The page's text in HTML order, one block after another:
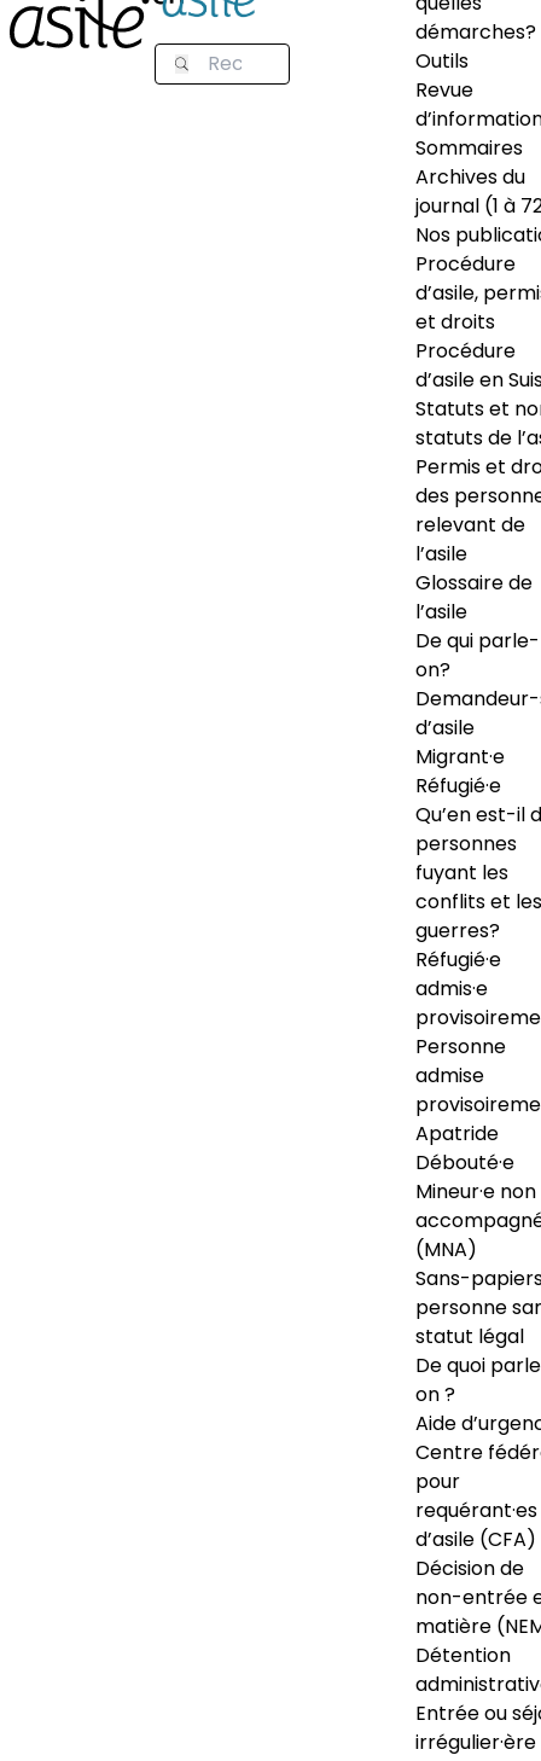
démarches?
Outils
Revue
Sommaires
Archives du
journal (1 à
Nos
Procédure
d’asile,
et droits
Procédure
d’asile en
Statuts et
statuts de
Permis et
des
relevant de
l’asile
Glossaire de
l’asile
De qui
on?
d’asile
Migrant·e
Réfugié·e
Qu’en est-il
personnes
fuyant les
conflits et les
guerres?
Réfugié·e
admis·e
Personne
admise
Apatride
Débouté·e
Mineur·e non
(MNA)
Sans-
personne
statut légal
De quoi
on ?
Aide
Centre
pour
requérant·es
d’asile (CFA)
Décision de
non-entrée
matière
Détention
Entrée ou
irrégulier·ère